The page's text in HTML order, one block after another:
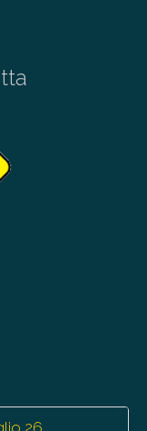
26